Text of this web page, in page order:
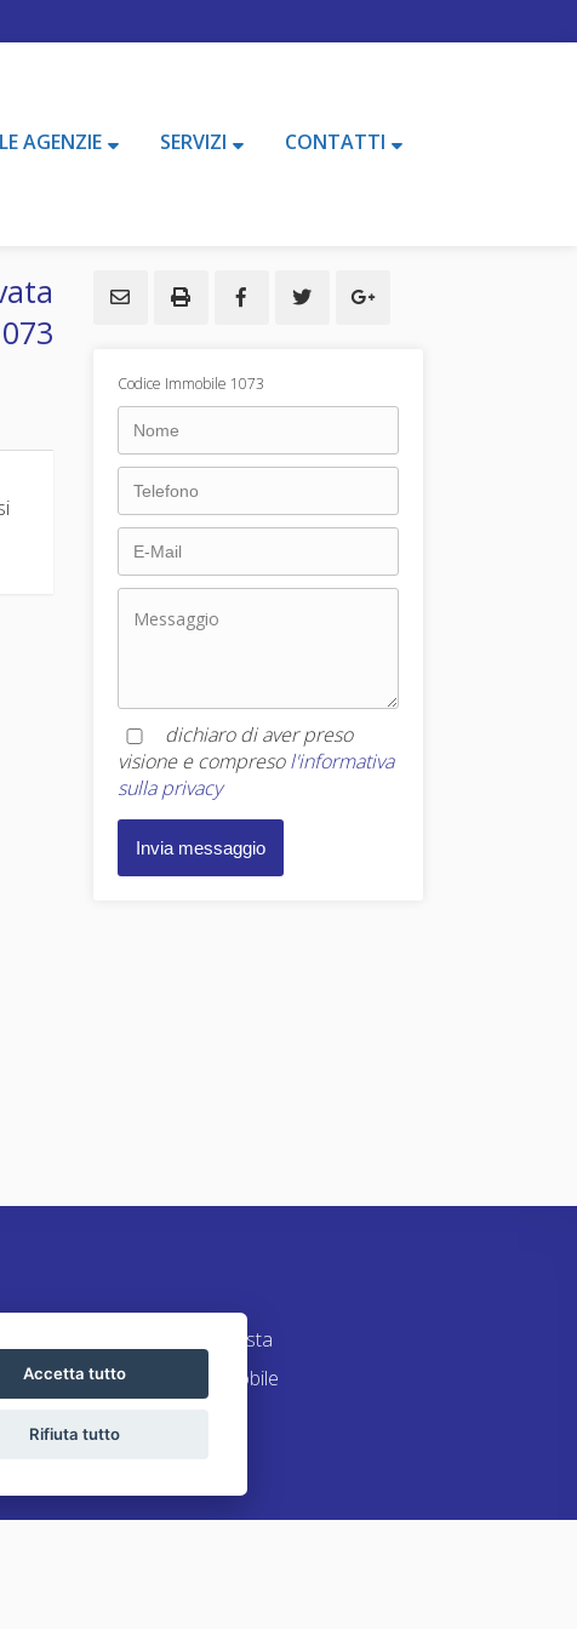
LE AGENZIE SERVIZI CONTATTI
Codice Immobile 1073
dichiaro di aver preso
visione e compresol'informativa
sulla privacy
Lascia una richiesta
Proponi un immobile
Accetta tutto
Rifiuta tutto